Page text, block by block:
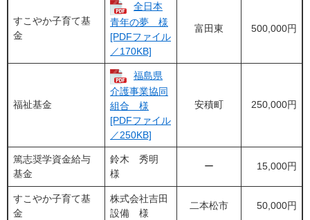
すこやか子育て基
金
全日本
青年の夢 様
[PDFファイル
／170KB]
富田東 500,000円
福祉基金
福島県
介護事業協同
組合 様
[PDFファイル
／250KB]
安積町 250,000円
篤志奨学資金給与
基金
鈴木 秀明
様
ー 15,000円
すこやか子育て基
金
株式会社吉田
設備 様
二本松市 50,000円